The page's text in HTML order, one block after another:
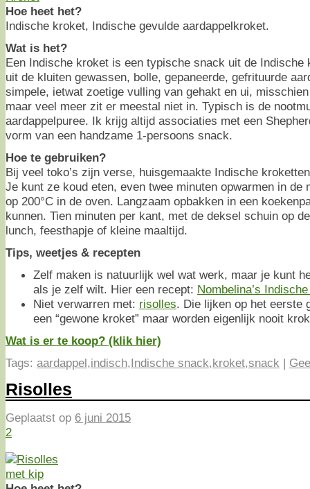
Hoe heet het?
Indische kroket, Indische gevulde aardappelkroket.
Wat is het?
Een Indische kroket is een typische snack uit de Indische
uit de kluiten gewassen, bolle, gepaneerde, gefrituurde
simpele, ietwat zoetige vulling van gehakt en ui,
maar veel meer zit er meestal niet in. Typisch is de
aardappelpuree. Ik krijg altijd associaties met een
vorm van een handzame 1-persoons snack.
Hoe te gebruiken?
Bij veel toko’s zijn verse, huisgemaakte Indische
Je kunt ze koud eten, even twee minuten opwarmen in de
op 200°C in de oven. Langzaam opbakken in een
kunnen. Tien minuten per kant, met de deksel schuin op
lunch, feesthapje of kleine maaltijd.
Tips, weetjes & recepten
Zelf maken is natuurlijk wel wat werk, maar je kunt
als je zelf wilt. Hier een recept: Nombelina’s
Niet verwarren met: risolles. Die lijken op het eerste
een “gewone kroket” maar worden eigenlijk nooit
Wat is er te koop? (klik hier)
Tags: aardappel,indisch,Indische snack,kroket,snack |
Risolles
Geplaatst op 6 juni 2015
2